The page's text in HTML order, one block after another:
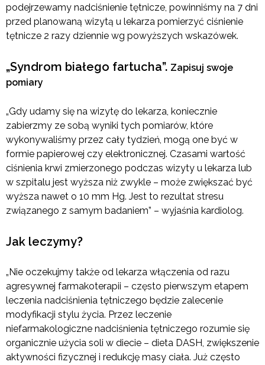
podejrzewamy nadciśnienie tętnicze, powinniśmy na 7 dni
przed planowaną wizytą u lekarza pomierzyć ciśnienie
tętnicze 2 razy dziennie wg powyższych wskazówek.
„Syndrom białego fartucha”. Zapisuj swoje
pomiary
„Gdy udamy się na wizytę do lekarza, koniecznie
zabierzmy ze sobą wyniki tych pomiarów, które
wykonywaliśmy przez cały tydzień, mogą one być w
formie papierowej czy elektronicznej. Czasami wartość
ciśnienia krwi zmierzonego podczas wizyty u lekarza lub
w szpitalu jest wyższa niż zwykle – może zwiększać być
wyższa nawet o 10 mm Hg. Jest to rezultat stresu
związanego z samym badaniem” – wyjaśnia kardiolog.
Jak leczymy?
„Nie oczekujmy także od lekarza włączenia od razu
agresywnej farmakoterapii – często pierwszym etapem
leczenia nadciśnienia tętniczego będzie zalecenie
modyfikacji stylu życia. Przez leczenie
niefarmakologiczne nadciśnienia tętniczego rozumie się
organicznie użycia soli w diecie – dieta DASH, zwiększenie
aktywności fizycznej i redukcję masy ciała. Już często